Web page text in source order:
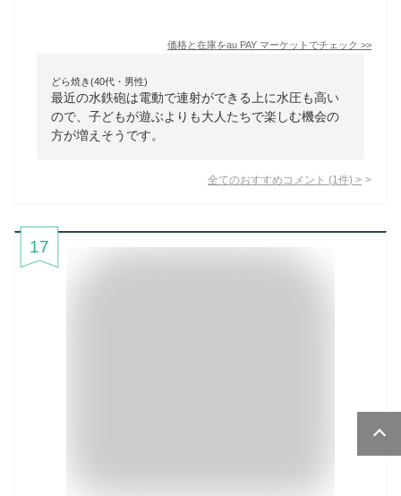
価格と在庫をau PAY マーケット でチェック >>
どら焼き(40代・男性)
最近の水鉄砲は電動で連射ができる上に水圧も高い
ので、子どもが遊ぶよりも大人たちで楽しむ機会の
方が増えそうです。
全てのおすすめコメント (1 件) >
17